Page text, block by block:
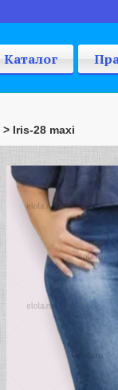
Каталог
> Iris-28 maxi